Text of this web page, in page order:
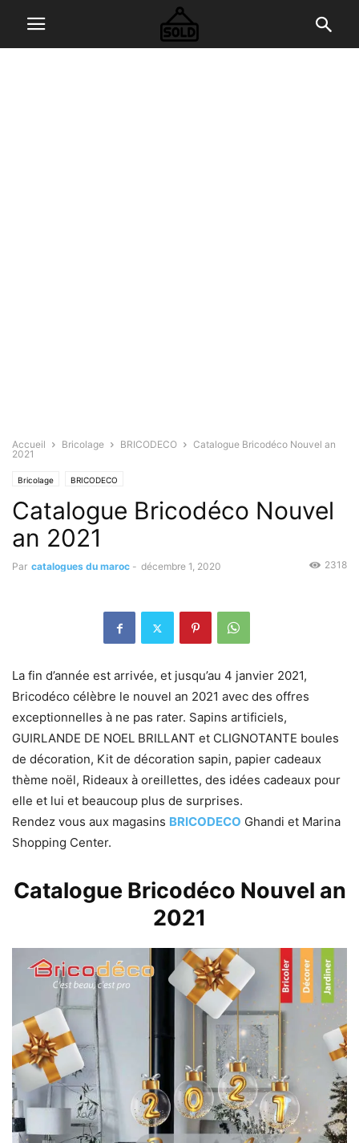
Accueil Bricolage BRICODECO
Catalogue Bricodéco Nouvel an
2021
Bricolage BRICODECO
Catalogue Bricodéco Nouvel
an 2021
Par catalogues du maroc - décembre 1, 2020 2318
La fin d’année est arrivée, et jusqu’au 4 janvier 2021,
Bricodéco célèbre le nouvel an 2021 avec des offres
exceptionnelles à ne pas rater. Sapins artificiels,
GUIRLANDE DE NOEL BRILLANT et CLIGNOTANTE boules
de décoration, Kit de décoration sapin, papier cadeaux
thème noël, Rideaux à oreillettes, des idées cadeaux pour
elle et lui et beaucoup plus de surprises.
Rendez vous aux magasins BRICODECO Ghandi et Marina
Shopping Center.
Catalogue Bricodéco Nouvel an
2021